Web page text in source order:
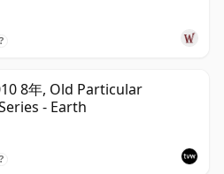
8年, Old Particular
- Earth